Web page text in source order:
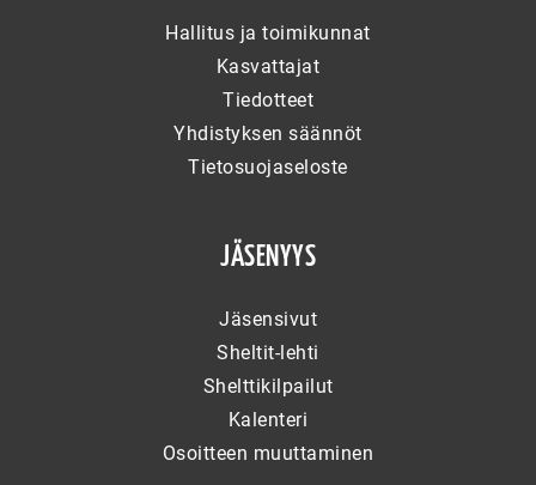
Hallitus ja toimikunnat
Kasvattajat
Tiedotteet
Yhdistyksen säännöt
Tietosuojaseloste
JÄSENYYS
Jäsensivut
Sheltit-lehti
Shelttikilpailut
Kalenteri
Osoitteen muuttaminen